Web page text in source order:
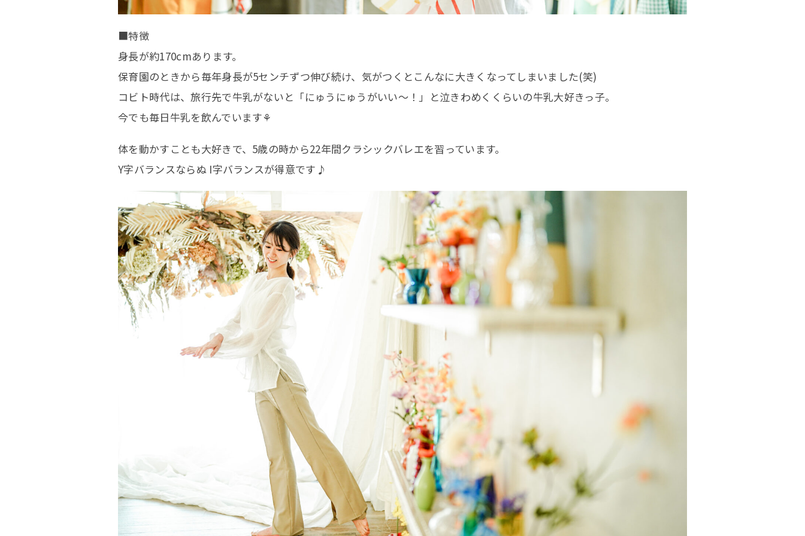
■特徴
身長が約170cmあります。
保育園のときから毎年身長が5センチずつ伸び続け、気がつくとこんなに大きくなってしまいました(笑)
コビト時代は、旅行先で牛乳がないと「にゅうにゅうがいい〜！」と泣きわめくくらいの牛乳大好きっ子。
今でも毎日牛乳を飲んでいます⚘
体を動かすことも大好きで、5歳の時から22年間クラシックバレエを習っています。
Y字バランスならぬ I字バランスが得意です♪